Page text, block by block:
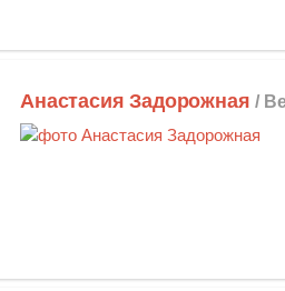
Анастасия Задорожная /